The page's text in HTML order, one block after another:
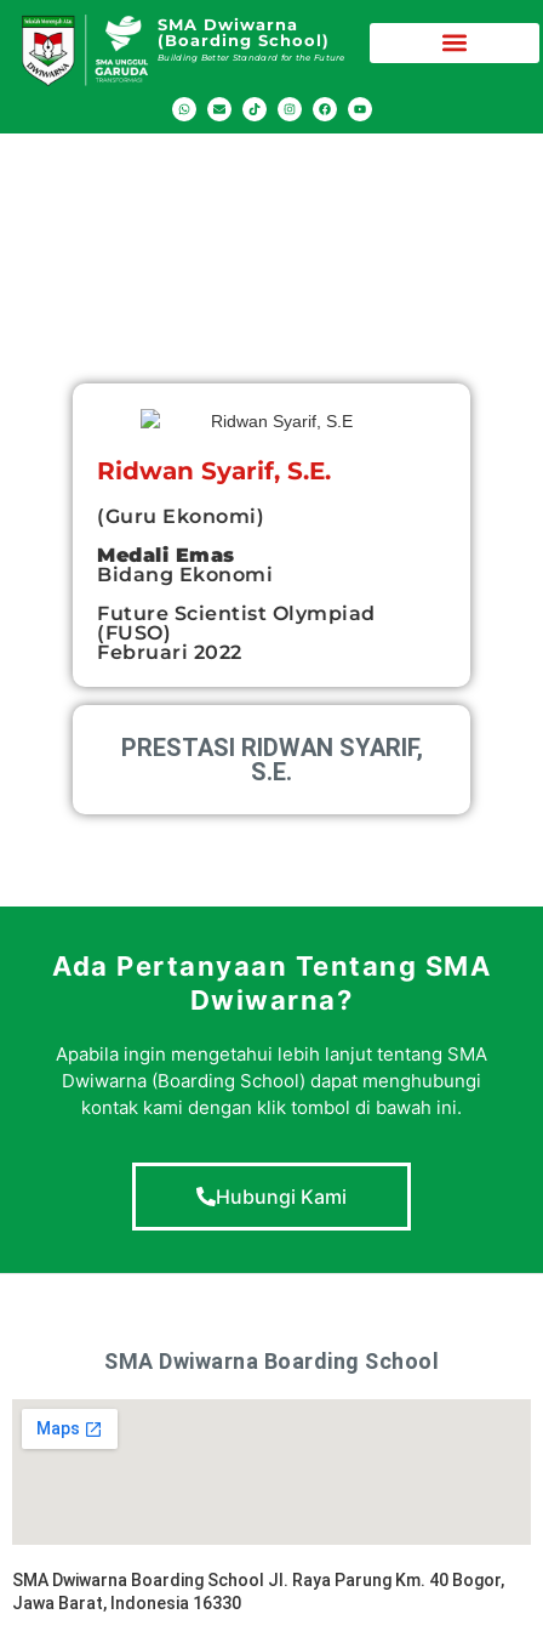
SMA Dwiwarna
(Boarding School)
Building Better Standard for the Future
Ridwan Syarif, S.E.
(Guru Ekonomi)
Medali Emas
Bidang Ekonomi
Future Scientist Olympiad
(FUSO)
Februari 2022
PRESTASI RIDWAN SYARIF,
S.E.
Ada Pertanyaan Tentang SMA
Dwiwarna?
Apabila ingin mengetahui lebih lanjut tentang SMA
Dwiwarna (Boarding School) dapat menghubungi
kontak kami dengan klik tombol di bawah ini.
Hubungi Kami
SMA Dwiwarna Boarding School
SMA Dwiwarna Boarding School Jl. Raya Parung Km. 40 Bogor,
Jawa Barat, Indonesia 16330